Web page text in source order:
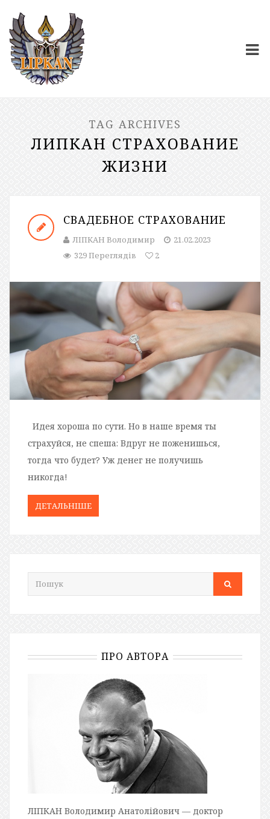
TAG ARCHIVES
ЛИПКАН СТРАХОВАНИЕ
ЖИЗНИ
СВАДЕБНОЕ СТРАХОВАНИЕ
ЛІПКАН Володимир
21.02.2023
329 Переглядів
2
Идея хороша по сути. Но в наше время ты
страхуйся, не спеша: Вдруг не поженишься,
тогда что будет? Уж денег не получишь
никогда!
ДЕТАЛЬНIШЕ
ПРО АВТОРА
ЛІПКАН Володимир Анатолійович — доктор